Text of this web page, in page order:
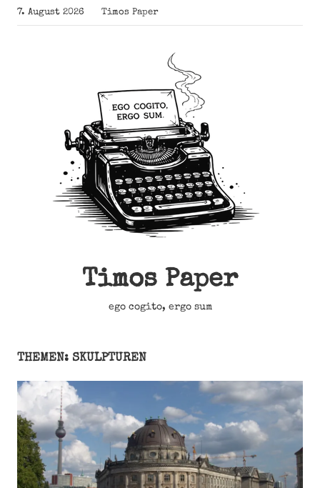
Zum
Inhalt
7. August 2026 Timos Paper
Timos Paper
ego cogito, ergo sum
THEMEN: SKULPTUREN